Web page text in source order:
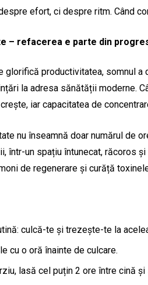
efort, ci despre ritm. Când
– refacerea e parte din
glorifică productivitatea, somnul
la adresa sănătății moderne.
iar capacitatea de
nu înseamnă doar numărul de
într-un spațiu întunecat, răcoros
de regenerare și curăță
culcă-te și trezește-te la
cu o oră înainte de culcare.
lasă cel puțin 2 ore între cină și